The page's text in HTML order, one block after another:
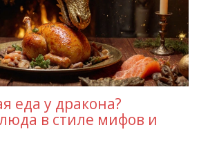
еда у дракона?
в стиле мифов и